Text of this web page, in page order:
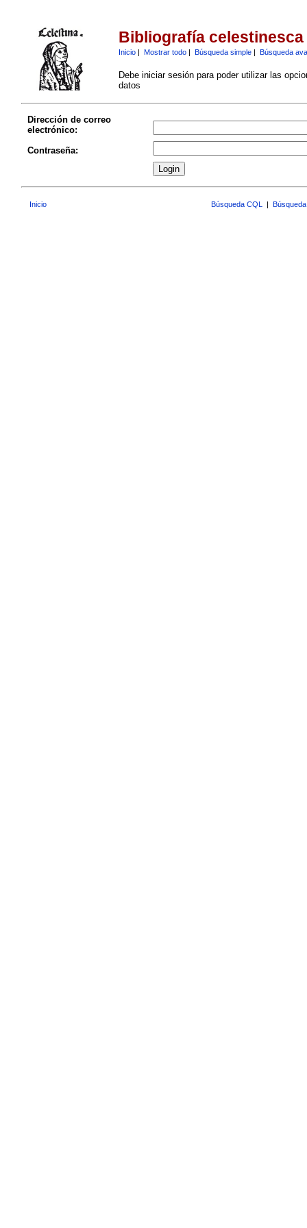
Bibliografía celestinesca
Inicio| Mostrar todo| Búsqueda simple| Búsqueda
Debe iniciar sesión para poder utilizar las
datos
Dirección de correo
electrónico:
Contraseña:
Inicio Búsqueda CQL |